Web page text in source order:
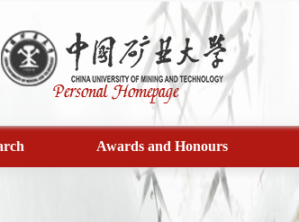
Awards and Honours